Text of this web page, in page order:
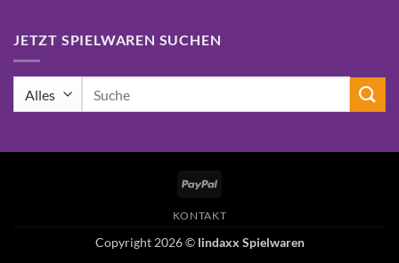
JETZT SPIELWAREN SUCHEN
PayPal
KONTAKT
Copyright 2026 © lindaxx Spielwaren